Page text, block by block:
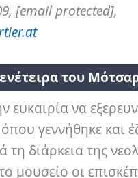
[email protected],
του
ευκαιρία να
γεννήθηκε και
τη διάρκεια της
μουσείο οι